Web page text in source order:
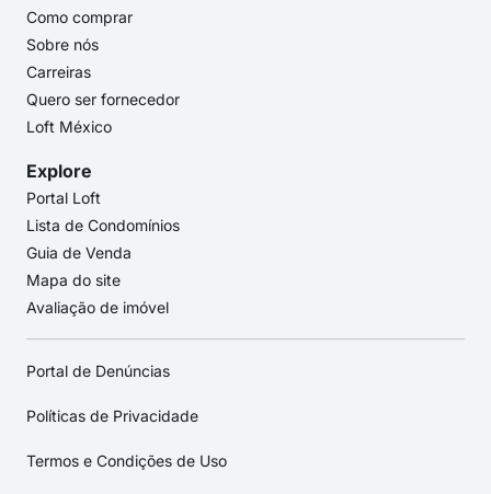
Como comprar
Sobre nós
Carreiras
Quero ser fornecedor
Loft México
Explore
Portal Loft
Lista de Condomínios
Guia de Venda
Mapa do site
Avaliação de imóvel
Portal de Denúncias
Políticas de Privacidade
Termos e Condições de Uso